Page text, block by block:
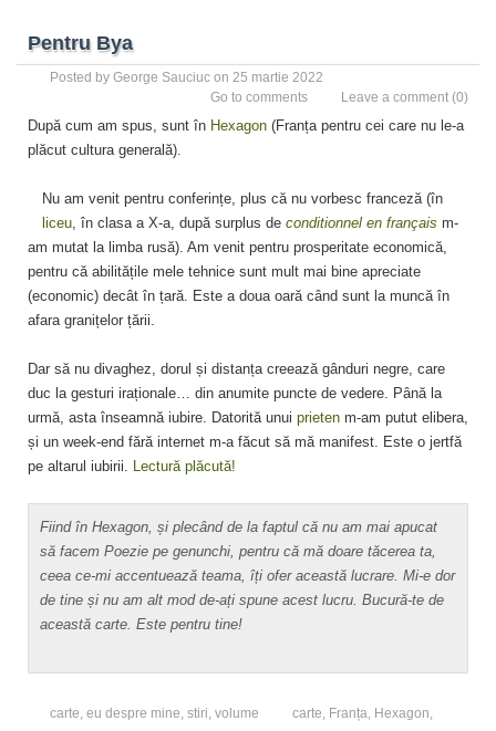
Pentru Bya
Posted by George Sauciuc on 25 martie 2022
Leave a comment (0)
Go to comments
După cum am spus, sunt în Hexagon (Franța pentru cei care nu le-a
plăcut cultura generală).
Nu am venit pentru conferințe, plus că nu vorbesc franceză (în
liceu, în clasa a X-a, după surplus de conditionnel en français m-
am mutat la limba rusă). Am venit pentru prosperitate economică,
pentru că abilitățile mele tehnice sunt mult mai bine apreciate
(economic) decât în țară. Este a doua oară când sunt la muncă în
afara granițelor țării.
Dar să nu divaghez, dorul și distanța creează gânduri negre, care
duc la gesturi iraționale… din anumite puncte de vedere. Până la
urmă, asta înseamnă iubire. Datorită unui prieten m-am putut elibera,
și un week-end fără internet m-a făcut să mă manifest. Este o jertfă
pe altarul iubirii. Lectură plăcută!
Fiind în Hexagon, și plecând de la faptul că nu am mai apucat
să facem Poezie pe genunchi, pentru că mă doare tăcerea ta,
ceea ce-mi accentuează teama, îți ofer această lucrare. Mi-e dor
de tine și nu am alt mod de-ați spune acest lucru. Bucură-te de
această carte. Este pentru tine!
carte, eu despre mine, stiri, volume carte, Franța, Hexagon,